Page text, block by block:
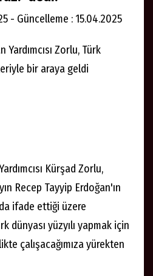
- Güncelleme : 15.04.2025
Kürşad Zorlu,
Recep Tayyip Erdoğan'ın
ifade ettiği üzere
dünyası yüzyılı yapmak için
çalışacağımıza yürekten